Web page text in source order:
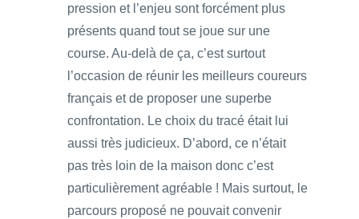
pression et l’enjeu sont forcément plus
présents quand tout se joue sur une
course. Au-delà de ça, c’est surtout
l’occasion de réunir les meilleurs coureurs
français et de proposer une superbe
confrontation. Le choix du tracé était lui
aussi très judicieux. D’abord, ce n’était
pas très loin de la maison donc c’est
particulièrement agréable ! Mais surtout, le
parcours proposé ne pouvait convenir